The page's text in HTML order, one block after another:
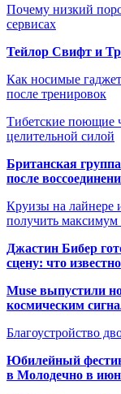
Почему низкий
сервисах
Тейлор Свифт и
Как носимые
после тренировок
Тибетские поющие
целительной силой
Британская
после
Круизы на лайнере
получить максимум
Джастин Бибер
сцену: что
Muse выпустили
космическим
Благоустройство
Юбилейный
в Молодечно в